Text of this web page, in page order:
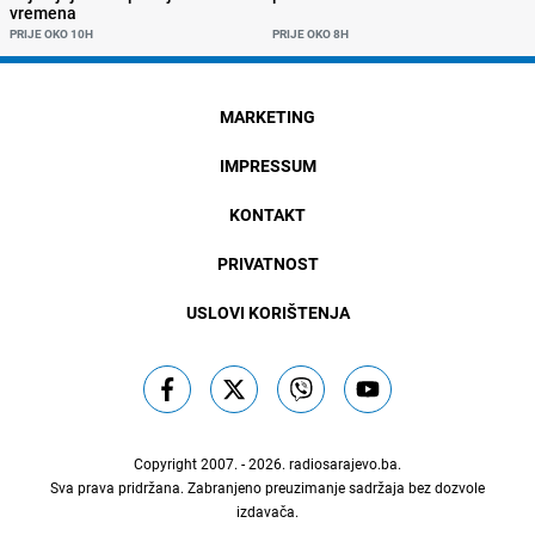
vremena
PRIJE OKO 10H PRIJE OKO 8H
MARKETING
IMPRESSUM
KONTAKT
PRIVATNOST
USLOVI KORIŠTENJA
Copyright 2007. - 2026. radiosarajevo.ba.
Sva prava pridržana. Zabranjeno preuzimanje sadržaja bez dozvole
izdavača.